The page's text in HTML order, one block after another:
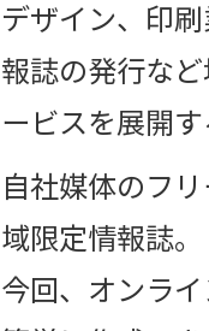
デザイン、印
報誌の発行な
ービスを展開
自社媒体のフ
域限定情報誌。
今回、オンラ